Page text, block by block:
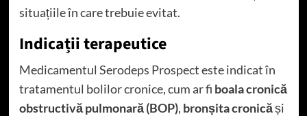
situațiile în care trebuie evitat.
Indicații terapeutice
Medicamentul Serodeps Prospect este indicat în
tratamentul bolilor cronice, cum ar fi boala cronică
obstructivă pulmonară (BOP), bronșita cronicăși